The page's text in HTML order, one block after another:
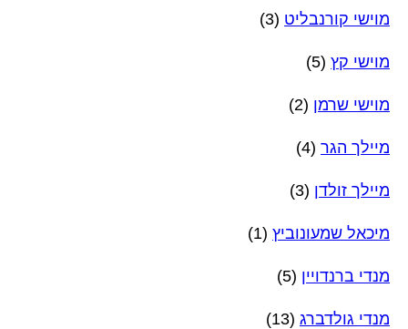
מוישי קורנבליט (3)
מוישי קץ (5)
מוישי שרמן (2)
מיילך הגר (4)
מיילך זולדן (3)
מיכאל שמעונוביץ (1)
מנדי ברנדויין (5)
מנדי גולדברג (13)